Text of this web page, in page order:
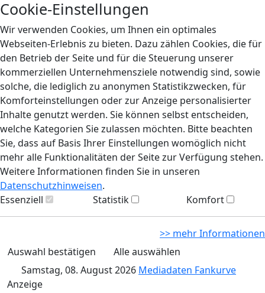
Cookie-Einstellungen
Wir verwenden Cookies, um Ihnen ein optimales
Webseiten-Erlebnis zu bieten. Dazu zählen Cookies, die für
den Betrieb der Seite und für die Steuerung unserer
kommerziellen Unternehmensziele notwendig sind, sowie
solche, die lediglich zu anonymen Statistikzwecken, für
Komforteinstellungen oder zur Anzeige personalisierter
Inhalte genutzt werden. Sie können selbst entscheiden,
welche Kategorien Sie zulassen möchten. Bitte beachten
Sie, dass auf Basis Ihrer Einstellungen womöglich nicht
mehr alle Funktionalitäten der Seite zur Verfügung stehen.
Weitere Informationen finden Sie in unseren
Datenschutzhinweisen.
Essenziell
Statistik Komfort
>> mehr Informationen
Auswahl bestätigen
Alle auswählen
Samstag, 08. August 2026 Mediadaten Fankurve
Anzeige